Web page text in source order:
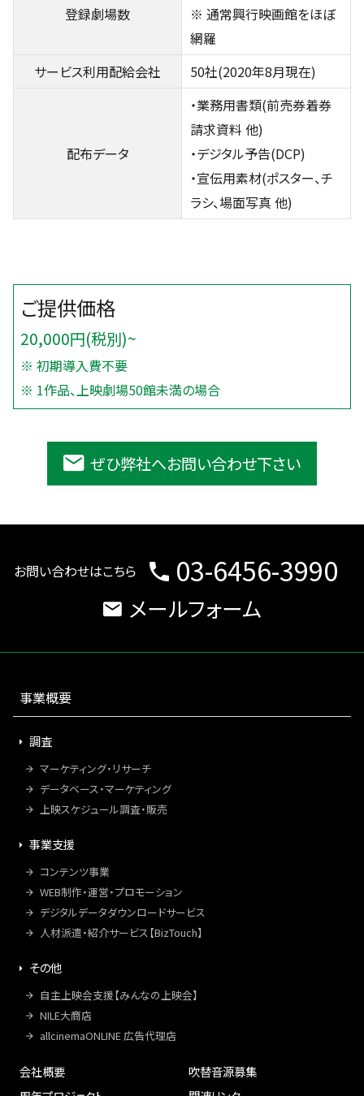
登録劇場数
※ 通常興行映画館をほぼ
網羅
サービス利用配給会社
50社(2020年8月現在)
配布データ
・業務用書類(前売券着券
請求資料 他)
・デジタル予告(DCP)
・宣伝用素材(ポスター、チ
ラシ、場面写真 他)
20,000円(税別)~
※ 初期導入費不要
※ 1作品、上映劇場50館未満の場合
ぜひ弊社へお問い合わせ下さい
お問い合わせはこちら 03-6456-3990
メールフォーム
事業概要
調査
マーケティング・リサーチ
データベース・マーケティング
上映スケジュール調査・販売
事業支援
コンテンツ事業
WEB制作・運営・プロモーション
デジタルデータダウンロードサービス
人材派遣・紹介サービス【BizTouch】
その他
自主上映会支援【みんなの上映会】
NILE大商店
allcinemaONLINE 広告代理店
会社概要
吹替音源募集